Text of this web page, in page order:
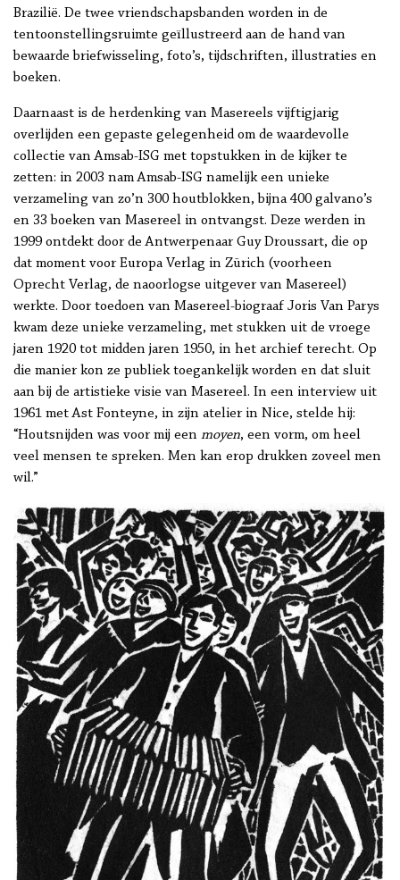
Brazilië. De twee vriendschapsbanden worden in de
tentoonstellingsruimte geïllustreerd aan de hand van
bewaarde briefwisseling, foto’s, tijdschriften, illustraties en
boeken.
Daarnaast is de herdenking van Masereels vijftigjarig
overlijden een gepaste gelegenheid om de waardevolle
collectie van Amsab-ISG met topstukken in de kijker te
zetten: in 2003 nam Amsab-ISG namelijk een unieke
verzameling van zo’n 300 houtblokken, bijna 400 galvano’s
en 33 boeken van Masereel in ontvangst. Deze werden in
1999 ontdekt door de Antwerpenaar Guy Droussart, die op
dat moment voor Europa Verlag in Zürich (voorheen
Oprecht Verlag, de naoorlogse uitgever van Masereel)
werkte. Door toedoen van Masereel-biograaf Joris Van Parys
kwam deze unieke verzameling, met stukken uit de vroege
jaren 1920 tot midden jaren 1950, in het archief terecht. Op
die manier kon ze publiek toegankelijk worden en dat sluit
aan bij de artistieke visie van Masereel. In een interview uit
1961 met Ast Fonteyne, in zijn atelier in Nice, stelde hij:
“Houtsnijden was voor mij een moyen, een vorm, om heel
veel mensen te spreken. Men kan erop drukken zoveel men
wil.”